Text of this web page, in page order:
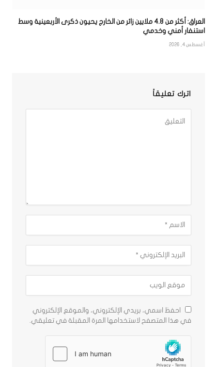
العراق: أكثر من 4.8 ملايين زائر من الخارج يحيون ذكرى الأربعينية وسط
استنفار أمني وخدمي
أغسطس 4, 2026
اترك تعليقاً
احفظ اسمي، بريدي الإلكتروني، والموقع الإلكتروني
في هذا المتصفح لاستخدامها المرة المقبلة في تعليقي.